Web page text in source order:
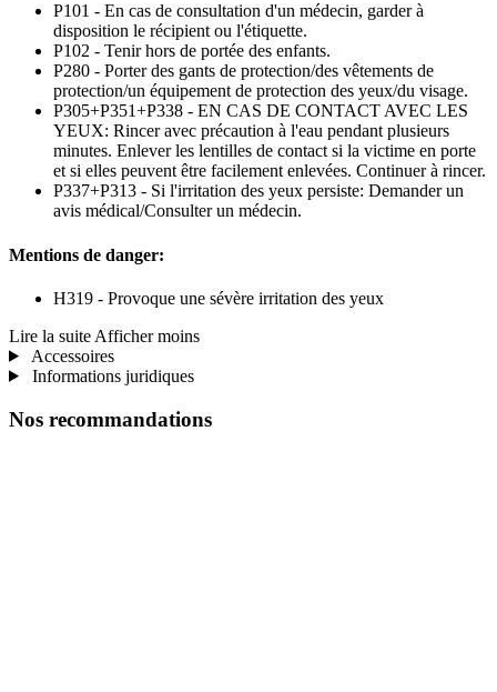
P101 - En cas de consultation d'un médecin, garder à
disposition le récipient ou l'étiquette.
P102 - Tenir hors de portée des enfants.
P280 - Porter des gants de protection/des vêtements de
protection/un équipement de protection des yeux/du visage.
P305+P351+P338 - EN CAS DE CONTACT AVEC LES
YEUX: Rincer avec précaution à l'eau pendant plusieurs
minutes. Enlever les lentilles de contact si la victime en porte
et si elles peuvent être facilement enlevées. Continuer à rincer.
P337+P313 - Si l'irritation des yeux persiste: Demander un
avis médical/Consulter un médecin.
Mentions de danger:
H319 - Provoque une sévère irritation des yeux
Lire la suite Afficher moins
Accessoires
Informations juridiques
Nos recommandations